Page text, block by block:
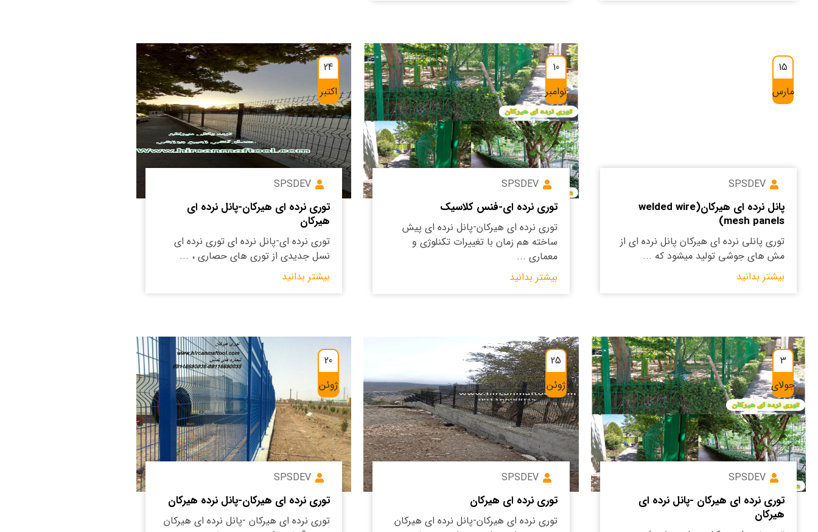
15
مارس
SPSDEV
پانل نرده ای هیرکان(welded wire
mesh panels)
توری پانلی نرده ای هیرکان پانل نرده ای از
مش های جوشی تولید میشود که ...
بیشتر بدانید
10
نوامبر
SPSDEV
توری نرده ای-فنس کلاسیک
توری نرده ای هیرکان-پانل نرده ای پیش
ساخته هم زمان با تغییرات تکنلوژی و
معماری ...
بیشتر بدانید
24
اکتبر
SPSDEV
توری نرده ای هیرکان-پانل نرده ای
هیرکان
توری نرده ای-پانل نرده ای توری نرده ای
نسل جدیدی از توری های حصاری ، ...
بیشتر بدانید
3
جولای
SPSDEV
توری نرده ای هیرکان -پانل نرده ای
هیرکان
25
ژوئن
SPSDEV
توری نرده ای هیرکان
توری نرده ای هیرکان-پانل نرده ای هیرکان
20
ژوئن
SPSDEV
توری نرده ای هیرکان-پانل نرده هیرکان
توری نرده ای هیرکان -پانل نرده ای هیرکان